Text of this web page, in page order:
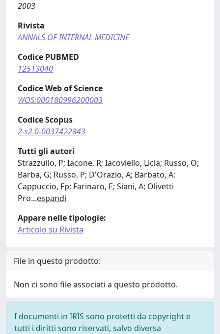
2003
Rivista
ANNALS OF INTERNAL MEDICINE
Codice PUBMED
12513040
Codice Web of Science
WOS:000180996200003
Codice Scopus
2-s2.0-0037422843
Tutti gli autori
Strazzullo, P; Iacone, R; Iacoviello, Licia; Russo, O;
Barba, G; Russo, P; D'Orazio, A; Barbato, A;
Cappuccio, Fp; Farinaro, E; Siani, A; Olivetti
Pro...espandi
Appare nelle tipologie:
Articolo su Rivista
File in questo prodotto:
Non ci sono file associati a questo prodotto.
I documenti in IRIS sono protetti da copyright e
tutti i diritti sono riservati, salvo diversa